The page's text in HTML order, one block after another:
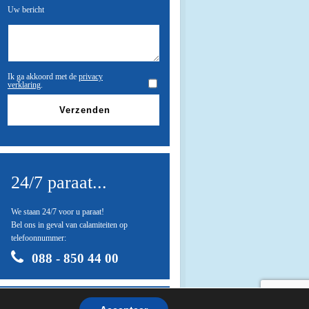
Uw bericht
Ik ga akkoord met de privacy
verklaring.
24/7 paraat...
We staan 24/7 voor u paraat!
Bel ons in geval van calamiteiten op
telefoonnummer:
088 - 850 44 00